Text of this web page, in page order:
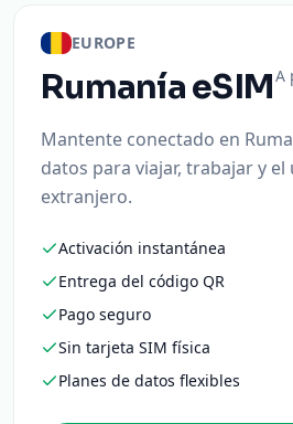
EUROPE
RumaníaeSIMA
Mantente conectado en
datos para viajar, trabajar y el
extranjero.
Activación instantánea
Entrega del código QR
Pago seguro
Sin tarjeta SIM física
Planes de datos flexibles